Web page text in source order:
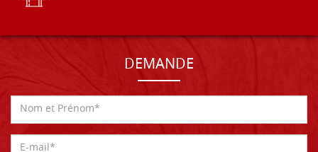
DEMANDE